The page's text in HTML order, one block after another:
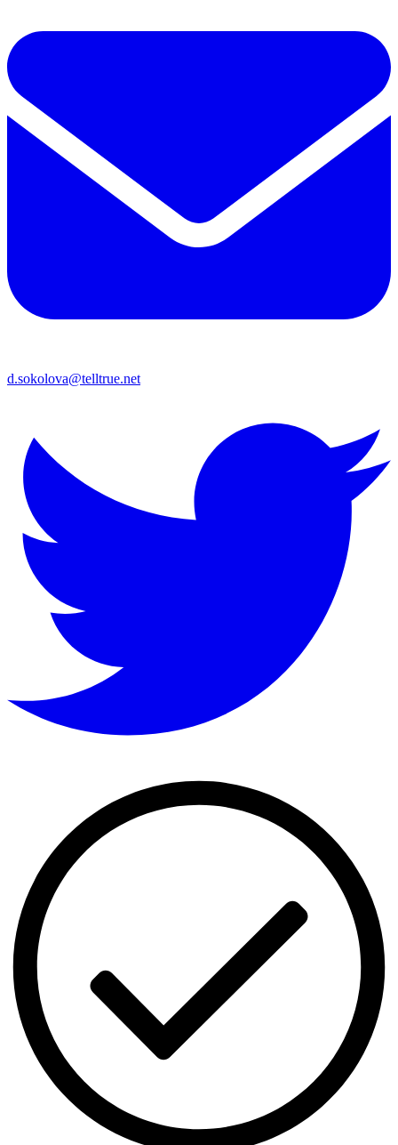
d.sokolova@telltrue.net